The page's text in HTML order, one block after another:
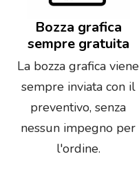
Bozza grafica
sempre gratuita
La bozza grafica viene
sempre inviata con il
preventivo, senza
nessun impegno per
l'ordine.